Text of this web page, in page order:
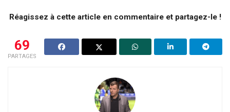
Réagissez à cette article en commentaire et partagez-le !
69
PARTAGES